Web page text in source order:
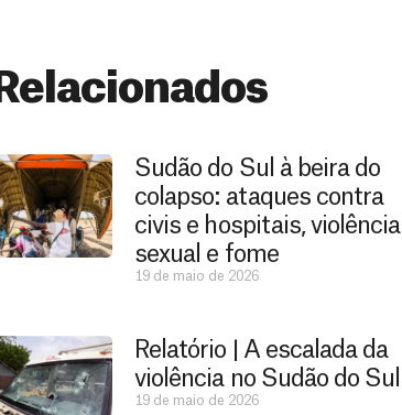
Relacionados
Sudão do Sul à beira do
colapso: ataques contra
civis e hospitais, violência
sexual e fome
19 de maio de 2026
Relatório | A escalada da
violência no Sudão do Sul
19 de maio de 2026